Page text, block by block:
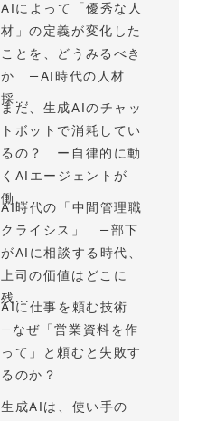
AIによって「優秀な人
材」の定義が変化した
ことを、どうみるべき
か —AI時代の人材
採...
まだ、生成AIのチャッ
トボットで消耗してい
るの？ ー自律的に動
くAIエージェントが
働...
AI時代の「中間管理職
クライシス」 —部下
がAIに相談する時代、
上司の価値はどこに
残...
AIに仕事を頼む技術
—なぜ「営業資料を作
って」と頼むと失敗す
るのか？
生成AIは、使い手の